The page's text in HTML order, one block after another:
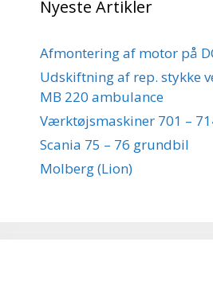
Nyeste Artikler
Afmontering af motor på
Udskiftning af rep. stykke
MB 220 ambulance
Værktøjsmaskiner 701 –
Scania 75 – 76 grundbil
Molberg (Lion)